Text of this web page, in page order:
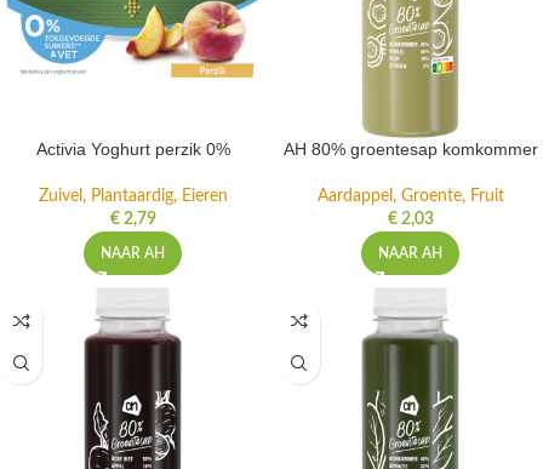
Activia Yoghurt perzik 0%
Zuivel, Plantaardig, Eieren
€2,79
NAAR AH
AH 80% groentesap komkommer
Aardappel, Groente, Fruit
€2,03
NAAR AH